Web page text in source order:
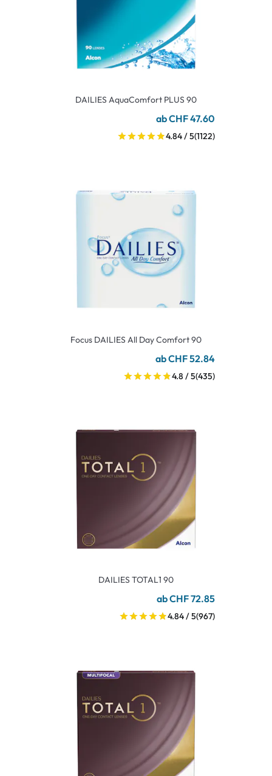
DAILIES AquaComfort PLUS 90
ab CHF 47.60
4.84 / 5(1122)
Focus DAILIES All Day Comfort 90
ab CHF 52.84
4.8 / 5(435)
DAILIES TOTAL1 90
ab CHF 72.85
4.84 / 5(967)